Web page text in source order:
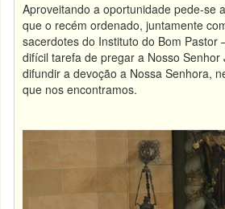
Aproveitando a oportunidade pede-se
que o recém ordenado, juntamente
sacerdotes do Instituto do Bom Pastor
difícil tarefa de pregar a Nosso Senhor
difundir a devoção a Nossa Senhora,
que nos encontramos.